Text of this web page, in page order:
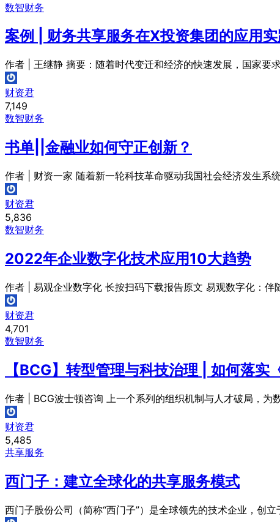
数智财务
案例 | 财务共享服务在X投资集团的应用
作者 | 王继静 摘要：随着时代变迁和经济的快速发展，国家要
财资君
7,149
数智财务
书单||金融业如何守正创新？
作者 | 财资一家 随着新一轮科技革命驱动我国社会经济发生系
财资君
5,836
数智财务
2022年企业数字化技术应用10大趋势
作者 | 易观企业数字化 长按扫码下载报告原文 易观数字化：
财资君
4,701
数智财务
【BCG】转型管理与科技治理 | 如何落实
作者 | BCG波士顿咨询 上一个系列的组织机制与人才破局，为
财资君
5,485
共享服务
西门子：建立全球化的共享服务模式
西门子股份公司（简称“西门子”）是全球领先的技术企业，创